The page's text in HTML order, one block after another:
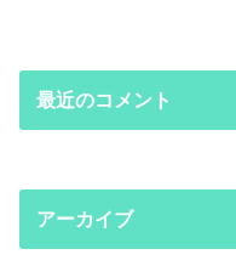
最近のコメント
アーカイブ